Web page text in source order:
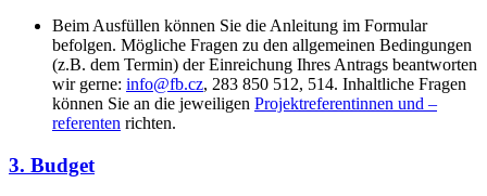
Beim Ausfüllen können Sie die Anleitung im Formular
befolgen. Mögliche Fragen zu den allgemeinen Bedingungen
(z.B. dem Termin) der Einreichung Ihres Antrags beantworten
wir gerne: info@fb.cz, 283 850 512, 514. Inhaltliche Fragen
können Sie an die jeweiligen Projektreferentinnen und –
referenten richten.
3. Budget